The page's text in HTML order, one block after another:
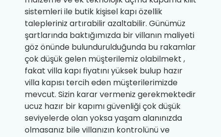
sistemleri ile butik kişisel kapı özellik
talepleriniz artırabilir azaltabilir. Günümüz
şartlarında baktığımızda bir villanın maliyeti
göz önünde bulundurulduğunda bu rakamlar
çok düşük gelen müşterilemiz olabilmekt ,
fakat villa kapı fiyatını yüksek bulup hazır
villa kapısı tercih eden müşterilerimizde
mevcut. Sizin karar vermeniz gerekmektedir
ucuz hazır bir kapımı güvenliği çok düşük
seviyelerde olan yoksa yaşam alanınızda
olmasanız bile villanızın kontrolünü ve